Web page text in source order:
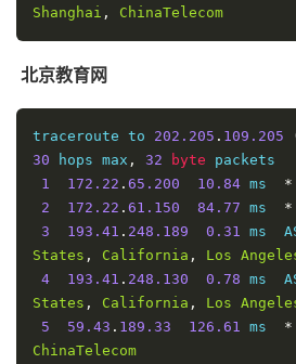
Shanghai , ChinaTelecom
北京教育网
traceroute to 202.205 . 109.205
30 hops max , 32 byte packets
1
172.22 . 65.200 10.84 ms *
2
172.22 . 61.150 84.77 ms *
3
193.41 . 248.189 0.31 ms
States , California , Los
4
193.41 . 248.130 0.78 ms
States , California , Los
5
59.43 . 189.33 126.61 ms *
ChinaTelecom